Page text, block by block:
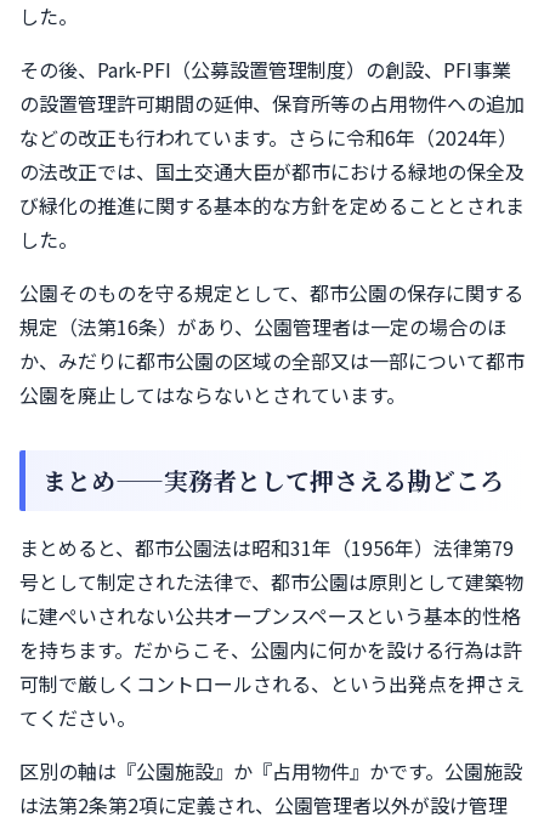
した。
その後、Park-PFI（公募設置管理制度）の創設、PFI事業
の設置管理許可期間の延伸、保育所等の占用物件への追加
などの改正も行われています。さらに令和6年（2024年）
の法改正では、国土交通大臣が都市における緑地の保全及
び緑化の推進に関する基本的な方針を定めることとされま
した。
公園そのものを守る規定として、都市公園の保存に関する
規定（法第16条）があり、公園管理者は一定の場合のほ
か、みだりに都市公園の区域の全部又は一部について都市
公園を廃止してはならないとされています。
まとめ——実務者として押さえる勘どころ
まとめると、都市公園法は昭和31年（1956年）法律第79
号として制定された法律で、都市公園は原則として建築物
に建ぺいされない公共オープンスペースという基本的性格
を持ちます。だからこそ、公園内に何かを設ける行為は許
可制で厳しくコントロールされる、という出発点を押さえ
てください。
区別の軸は『公園施設』か『占用物件』かです。公園施設
は法第2条第2項に定義され、公園管理者以外が設け管理